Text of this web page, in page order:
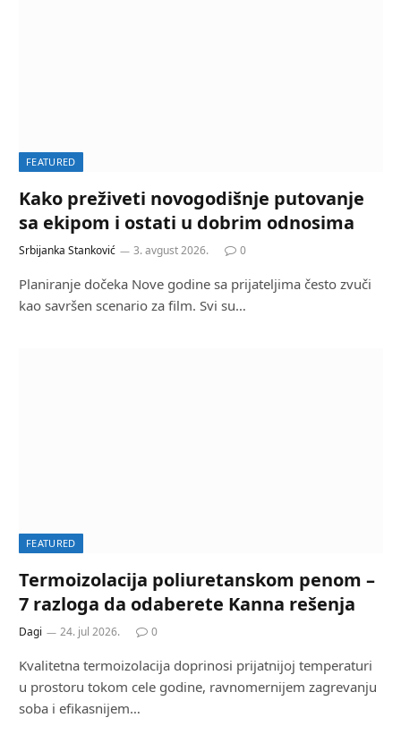
FEATURED
Kako preživeti novogodišnje putovanje
sa ekipom i ostati u dobrim odnosima
Srbijanka Stanković 3. avgust 2026. 0
Planiranje dočeka Nove godine sa prijateljima često zvuči
kao savršen scenario za film. Svi su…
FEATURED
Termoizolacija poliuretanskom penom –
7 razloga da odaberete Kanna rešenja
Dagi 24. jul 2026. 0
Kvalitetna termoizolacija doprinosi prijatnijoj temperaturi
u prostoru tokom cele godine, ravnomernijem zagrevanju
soba i efikasnijem…